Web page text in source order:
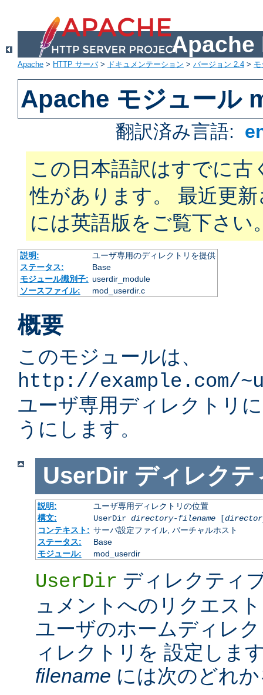
Apache
Apache > HTTP サーバ> ドキュメンテーション > バージョン 2.4 >
Apache モジュール
翻訳済み言語:
この日本語訳はすでに古
性があります。 最近更
には英語版をご覧下さい
説明:
ユーザ専用のディレクトリを提供
ステータス:
Base
モジュール識別子: userdir_module
ソースファイル:
mod_userdir.c
概要
このモジュールは、
http://example.com/
ユーザ専用ディレクトリ
うにします。
UserDir ディレクテ
説明:
ユーザ専用ディレクトリの位置
構文:
UserDir directory-filename[
コンテキスト: サーバ設定ファイル, バーチャルホスト
ステータス:
Base
モジュール:
mod_userdir
UserDir ディレクティ
ュメントへのリクエス
ユーザのホームディレ
ィレクトリを 設定しま
filename には次のどれ